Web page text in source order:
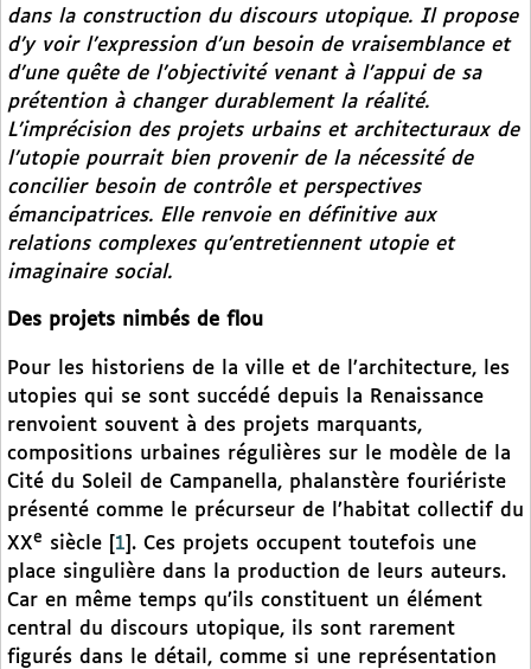
dans la construction du discours utopique. Il propose
d’y voir l’expression d’un besoin de vraisemblance et
d’une quête de l’objectivité venant à l’appui de sa
prétention à changer durablement la réalité.
L’imprécision des projets urbains et architecturaux de
l’utopie pourrait bien provenir de la nécessité de
concilier besoin de contrôle et perspectives
émancipatrices. Elle renvoie en définitive aux
relations complexes qu’entretiennent utopie et
imaginaire social.
Des projets nimbés de flou
Pour les historiens de la ville et de l’architecture, les
utopies qui se sont succédé depuis la Renaissance
renvoient souvent à des projets marquants,
compositions urbaines régulières sur le modèle de la
Cité du Soleil de Campanella, phalanstère fouriériste
présenté comme le précurseur de l’habitat collectif du
XXe siècle 1 . Ces projets occupent toutefois une
place singulière dans la production de leurs auteurs.
Car en même temps qu’ils constituent un élément
central du discours utopique, ils sont rarement
figurés dans le détail, comme si une représentation